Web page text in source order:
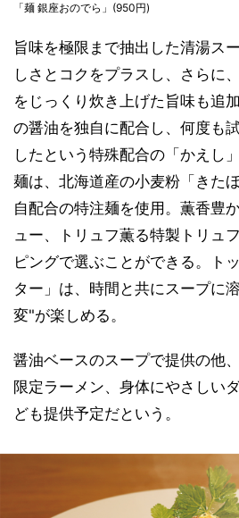
「麺 銀座おのでら」(950円)
旨味を極限まで抽出した清湯ス
しさとコクをプラスし、さらに
をじっくり炊き上げた旨味も追
の醤油を独自に配合し、何度も
したという特殊配合の「かえし
麺は、北海道産の小麦粉「きた
自配合の特注麺を使用。薫香豊
ュー、トリュフ薫る特製トリュ
ピングで選ぶことができる。ト
ター」は、時間と共にスープに
変"が楽しめる。
醤油ベースのスープで提供の他
限定ラーメン、身体にやさしい
ども提供予定だという。